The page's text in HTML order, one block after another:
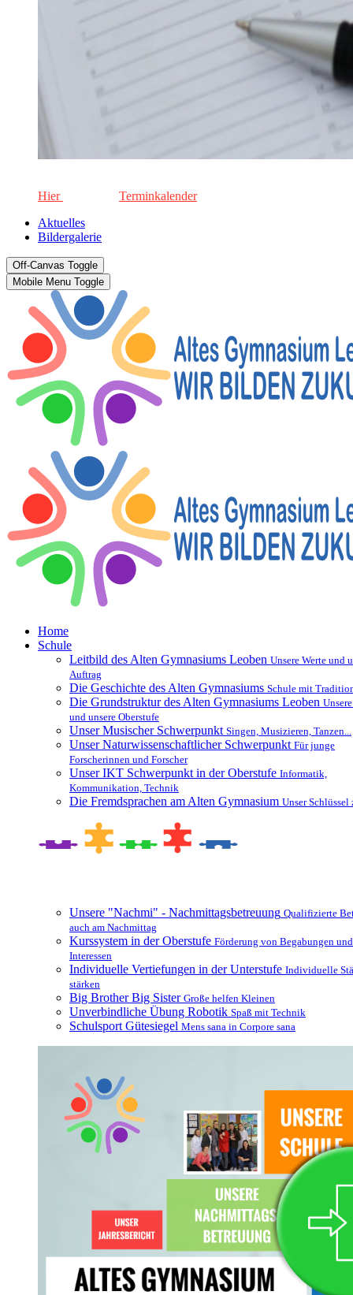
Hier
Terminkalender
Aktuelles
Bildergalerie
Off-Canvas Toggle
Mobile Menu Toggle
Home
Schule
Leitbild des Alten Gymnasiums Leoben Unsere Werte und
Auftrag
Die Geschichte des Alten Gymnasiums Schule mit
Die Grundstruktur des Alten Gymnasiums Leoben
und unsere Oberstufe
Unser Musischer Schwerpunkt Singen, Musizieren, Tanzen...
Unser Naturwissenschaftlicher Schwerpunkt Für junge
Forscherinnen und Forscher
Unser IKT Schwerpunkt in der Oberstufe Informatik,
Kommunikation, Technik
Die Fremdsprachen am Alten Gymnasium Unser Schlüssel
Unsere "Nachmi" - Nachmittagsbetreuung Qualifizierte
auch am Nachmittag
Kurssystem in der Oberstufe Förderung von Begabungen und
Interessen
Individuelle Vertiefungen in der Unterstufe Individuelle
stärken
Big Brother Big Sister Große helfen Kleinen
Unverbindliche Übung Robotik Spaß mit Technik
Schulsport Gütesiegel Mens sana in Corpore sana